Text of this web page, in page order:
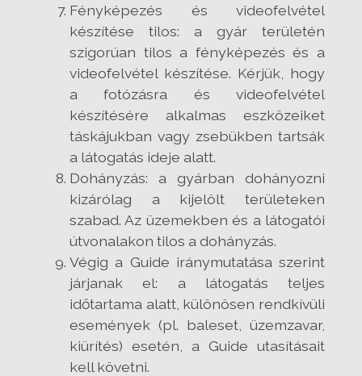
Fényképezés és videofelvétel
készítése tilos: a gyár területén
szigorúan tilos a fényképezés és a
videofelvétel készítése. Kérjük, hogy
a fotózásra és videofelvétel
készítésére alkalmas eszközeiket
táskájukban vagy zsebükben tartsák
a látogatás ideje alatt.
Dohányzás: a gyárban dohányozni
kizárólag a kijelölt területeken
szabad. Az üzemekben és a látogatói
útvonalakon tilos a dohányzás.
Végig a Guide iránymutatása szerint
járjanak el: a látogatás teljes
időtartama alatt, különösen rendkívüli
események (pl. baleset, üzemzavar,
kiürítés) esetén, a Guide utasításait
kell követni.